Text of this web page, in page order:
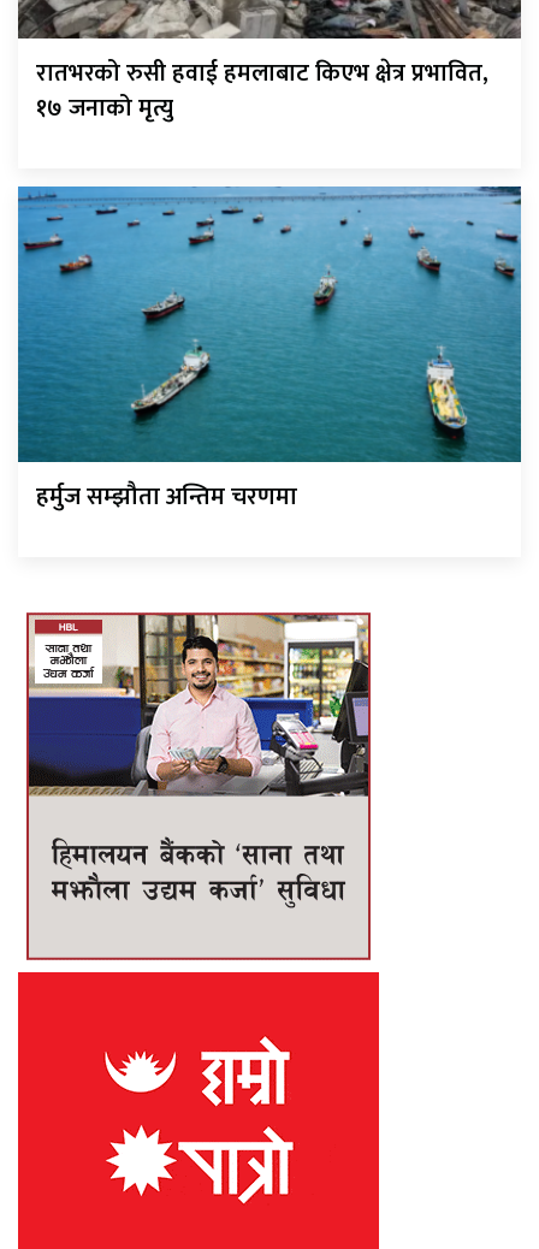
रातभरको रुसी हवाई हमलाबाट किएभ क्षेत्र प्रभावित,
१७ जनाको मृत्यु
हर्मुज सम्झौता अन्तिम चरणमा